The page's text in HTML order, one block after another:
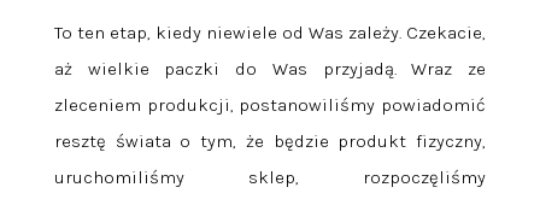
To ten etap, kiedy niewiele od Was zależy. Czekacie,
aż wielkie paczki do Was przyjadą. Wraz ze
zleceniem produkcji, postanowiliśmy powiadomić
resztę świata o tym, że będzie produkt fizyczny,
uruchomiliśmy sklep, rozpoczęliśmy